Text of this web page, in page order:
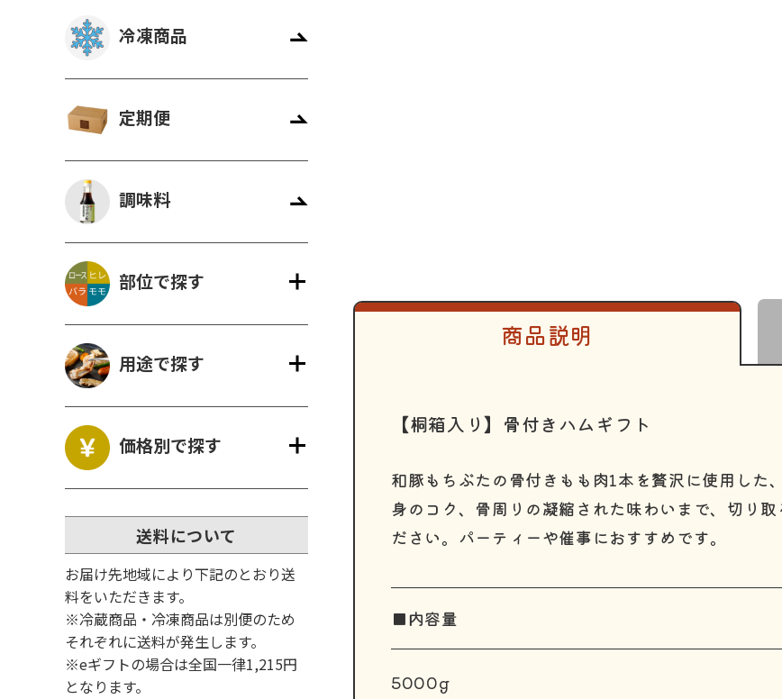
商品説明
【桐箱入り】骨付きハムギフト
和豚もちぶたの骨付きもも肉1本を贅沢に使用し
身のコク、骨周りの凝縮された味わいまで、切り
ださい。パーティーや催事におすすめです。
■内容量
5000g
冷凍商品
定期便
調味料
部位で探す
用途で探す
価格別で探す
送料について
お届け先地域により下記のとおり送
料をいただきます。
※冷蔵商品・冷凍商品は別便のため
それぞれに送料が発生します。
※eギフトの場合は全国一律1,215円
となります。